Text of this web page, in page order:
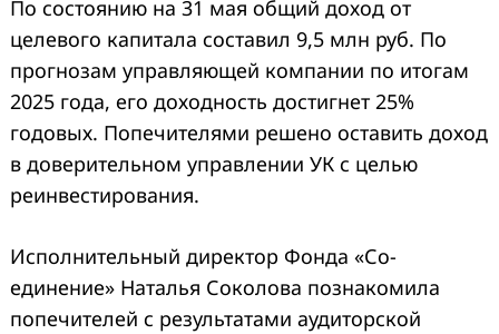
По состоянию на 31 мая общий доход от
целевого капитала составил 9,5 млн руб. По
прогнозам управляющей компании по итогам
2025 года, его доходность достигнет 25%
годовых. Попечителями решено оставить доход
в доверительном управлении УК с целью
реинвестирования.
Исполнительный директор Фонда «Со-
единение» Наталья Соколова познакомила
попечителей с результатами аудиторской